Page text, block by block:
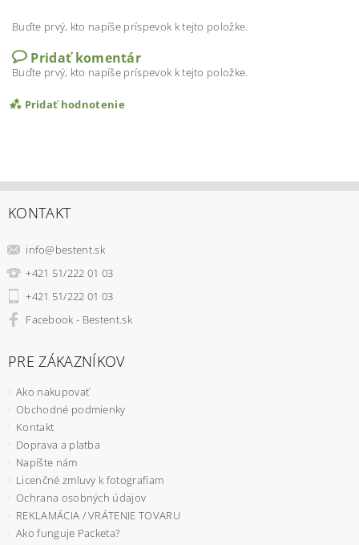
Buďte prvý, kto napíše príspevok k tejto položke.
Pridať komentár
Buďte prvý, kto napíše príspevok k tejto položke.
Pridať hodnotenie
KONTAKT
info@bestent.sk
+421 51/222 01 03
+421 51/222 01 03
Facebook - Bestent.sk
PRE ZÁKAZNÍKOV
Ako nakupovať
Obchodné podmienky
Kontakt
Doprava a platba
Napíšte nám
Licenčné zmluvy k fotografiam
Ochrana osobných údajov
REKLAMÁCIA / VRÁTENIE TOVARU
Ako funguje Packeta?